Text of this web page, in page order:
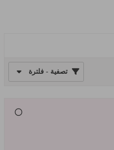
تصفية - فلترة